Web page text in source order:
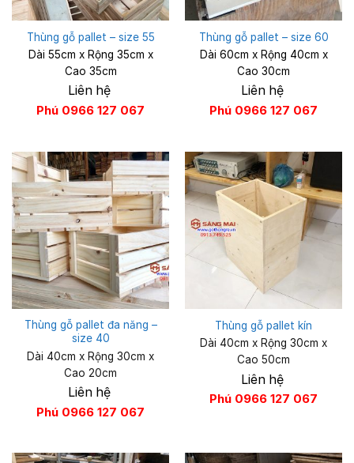
Thùng gỗ pallet – size 55
Dài 55cm x Rộng 35cm x
Cao 35cm
Liên hệ
Phú 0966 127 067
Thùng gỗ pallet – size 60
Dài 60cm x Rộng 40cm x
Cao 30cm
Liên hệ
Phú 0966 127 067
Thùng gỗ pallet đa năng –
size 40
Dài 40cm x Rộng 30cm x
Cao 20cm
Liên hệ
Phú 0966 127 067
Thùng gỗ pallet kín
Dài 40cm x Rộng 30cm x
Cao 50cm
Liên hệ
Phú 0966 127 067